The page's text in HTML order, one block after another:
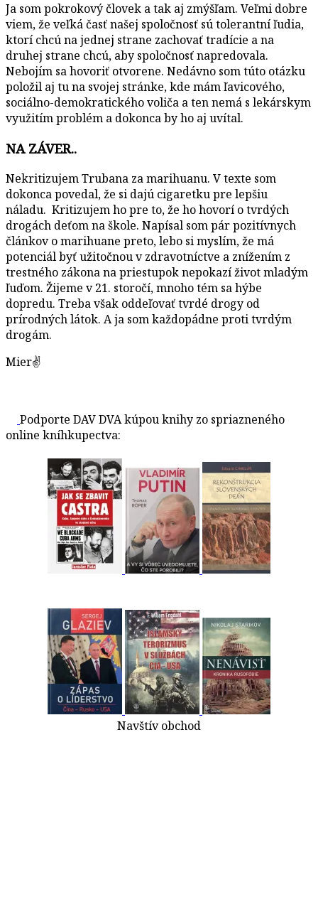
Ja som pokrokový človek a tak aj zmýšľam. Veľmi dobre
viem, že veľká časť našej spoločnosť sú tolerantní ľudia,
ktorí chcú na jednej strane zachovať tradície a na
druhej strane chcú, aby spoločnosť napredovala.
Nebojím sa hovoriť otvorene. Nedávno som túto otázku
položil aj tu na svojej stránke, kde mám ľavicového,
sociálno-demokratického voliča a ten nemá s lekárskym
využitím problém a dokonca by ho aj uvítal.
NA ZÁVER..
Nekritizujem Trubana za marihuanu. V texte som
dokonca povedal, že si dajú cigaretku pre lepšiu
náladu. Kritizujem ho pre to, že ho hovorí o tvrdých
drogách deťom na škole. Napísal som pár pozitívnych
článkov o marihuane preto, lebo si myslím, že má
potenciál byť užitočnou v zdravotníctve a znížením z
trestného zákona na priestupok nepokazí život mladým
ľuďom. Žijeme v 21. storočí, mnoho tém sa hýbe
dopredu. Treba však oddeľovať tvrdé drogy od
prírodných látok. A ja som každopádne proti tvrdým
drogám.
Mier✌️
Podporte DAV DVA kúpou knihy zo spriazneného
online kníhkupectva:
Navštív obchod